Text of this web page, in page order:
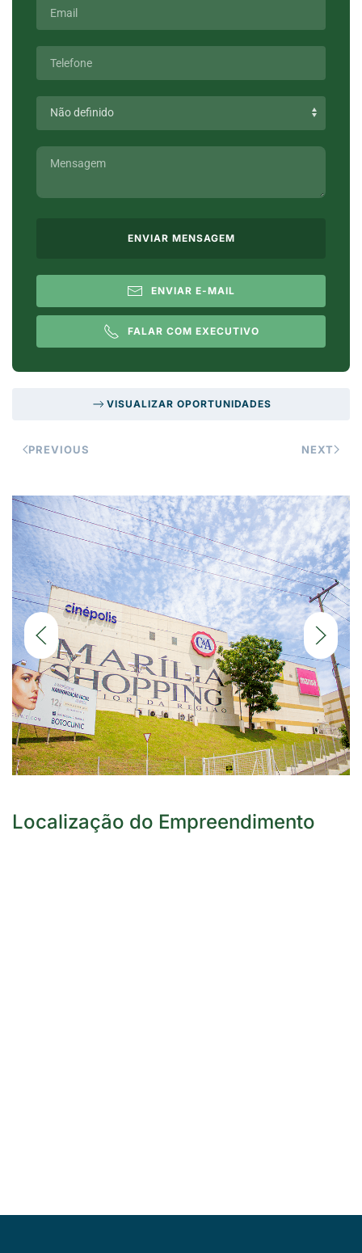
ENVIAR MENSAGEM
ENVIAR E-MAIL
FALAR COM EXECUTIVO
VISUALIZAR OPORTUNIDADES
PREVIOUS NEXT
DETALHES
Localização do Empreendimento